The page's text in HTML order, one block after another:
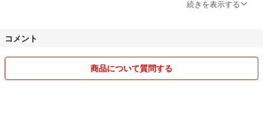
続きを表示する
コメント
商品について質問する